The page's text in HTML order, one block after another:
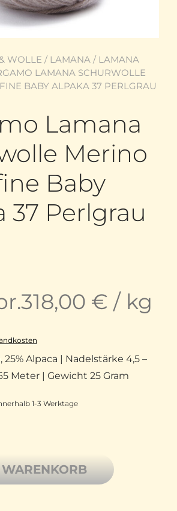
WOLLE / LAMANA / LAMANA
LAMANA SCHURWOLLE
BABY ALPAKA 37 PERLGRAU
Lamana
Merino
Baby
37 Perlgrau
318,00 € / kg
25% Alpaca | Nadelstärke 4,5 –
Meter | Gewicht 25 Gram
1-3 Werktage
Merino superfine Baby Alpaka 37